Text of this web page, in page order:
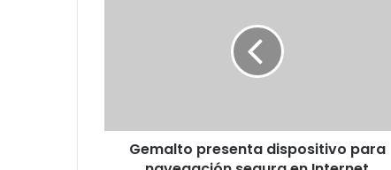
Gemalto presenta dispositivo para